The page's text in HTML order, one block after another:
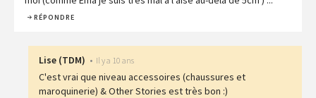
RÉPONDRE
Lise (TDM) • Il y a 10 ans
C'est vrai que niveau accessoires (chaussures et
maroquinerie) & Other Stories est très bon :)